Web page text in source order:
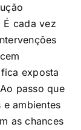
É cada vez
exposta
passo que
e ambientes
as chances